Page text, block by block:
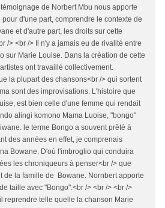
de Norbert Mbu nous apporte
d'une part, comprendre le contexte de
et d'autre part, les droits sur cette
/> <br /> Il n'y a jamais eu de rivalité entre
sur Marie Louise. Dans la création de cette
ont travaillé collectivement.
la plupart des chansons<br /> qui sortent
sont des improvisations. L'histoire que
est bien celle d'une femme qui rendait
alingi komono Mama Luoise, "bongo"
le terme Bongo a souvent prêté à
des années en effet, je comprenais
Bowane. D'où l'imbroglio qui conduira
les chroniqueurs à penser<br /> que
de la famille de Bowane. Nornbert apporte
taille avec "Bongo".<br /> <br /> <br />
reprendre telle quelle la chanson Marie